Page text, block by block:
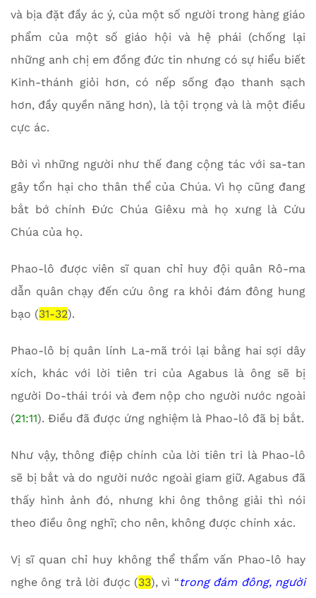
và bịa đặt đầy ác ý, của một số người trong hàng giáo
phẩm của một số giáo hội và hệ phái (chống lại
những anh chị em đồng đức tin nhưng có sự hiểu biết
Kinh-thánh giỏi hơn, có nếp sống đạo thanh sạch
hơn, đầy quyền năng hơn), là tội trọng và là một điều
cực ác.
Bởi vì những người như thế đang cộng tác với sa-tan
gây tổn hại cho thân thể của Chúa. Vì họ cũng đang
bắt bớ chính Đức Chúa Giêxu mà họ xưng là Cứu
Chúa của họ.
Phao-lô được viên sĩ quan chỉ huy đội quân Rô-ma
dẫn quân chạy đến cứu ông ra khỏi đám đông hung
bạo (31-32).
Phao-lô bị quân lính La-mã trói lại bằng hai sợi dây
xích, khác với lời tiên tri của Agabus là ông sẽ bị
người Do-thái trói và đem nộp cho người nước ngoài
(21:11). Điều đã được ứng nghiệm là Phao-lô đã bị bắt.
Như vậy, thông điệp chính của lời tiên tri là Phao-lô
sẽ bị bắt và do người nước ngoài giam giữ. Agabus đã
thấy hình ảnh đó, nhưng khi ông thông giải thì nói
theo điều ông nghĩ; cho nên, không được chính xác.
Vị sĩ quan chỉ huy không thể thẩm vấn Phao-lô hay
nghe ông trả lời được (33), vì “trong đám đông, người